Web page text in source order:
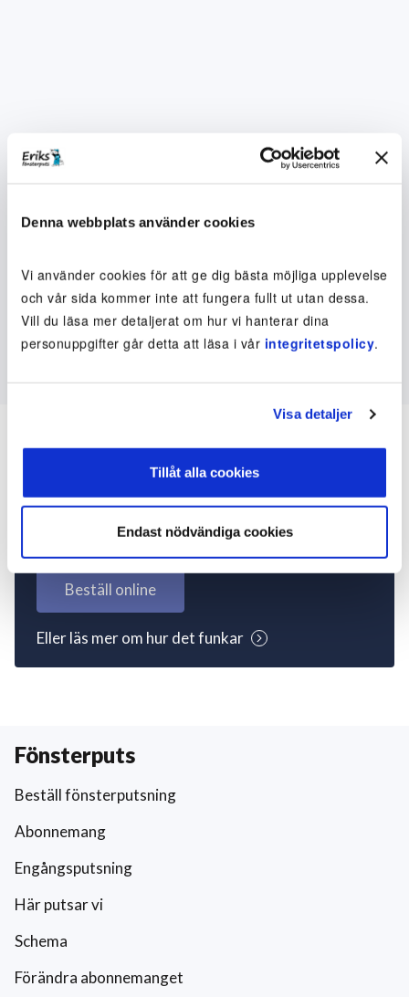
Denna webbplats använder cookies
Vi använder cookies för att ge dig bästa möjliga upplevelse
och vår sida kommer inte att fungera fullt ut utan dessa.
Vill du läsa mer detaljerat om hur vi hanterar dina
personuppgifter går detta att läsa i vår integritetspolicy.
Visa detaljer
Tillåt alla cookies
Endast nödvändiga cookies
Inte kund ännu? Kom
igång nu!
Beställ online
Eller läs mer om hur det funkar
Fönsterputs
Beställ fönsterputsning
Abonnemang
Engångsputsning
Här putsar vi
Schema
Förändra abonnemanget